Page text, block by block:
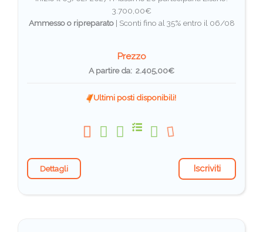
3.700,00€
Ammesso o ripreparato| Sconti fino al 35% entro il 06/08
Prezzo
A partire da: 2.405,00€
Ultimi posti disponibili!
Dettagli Iscriviti